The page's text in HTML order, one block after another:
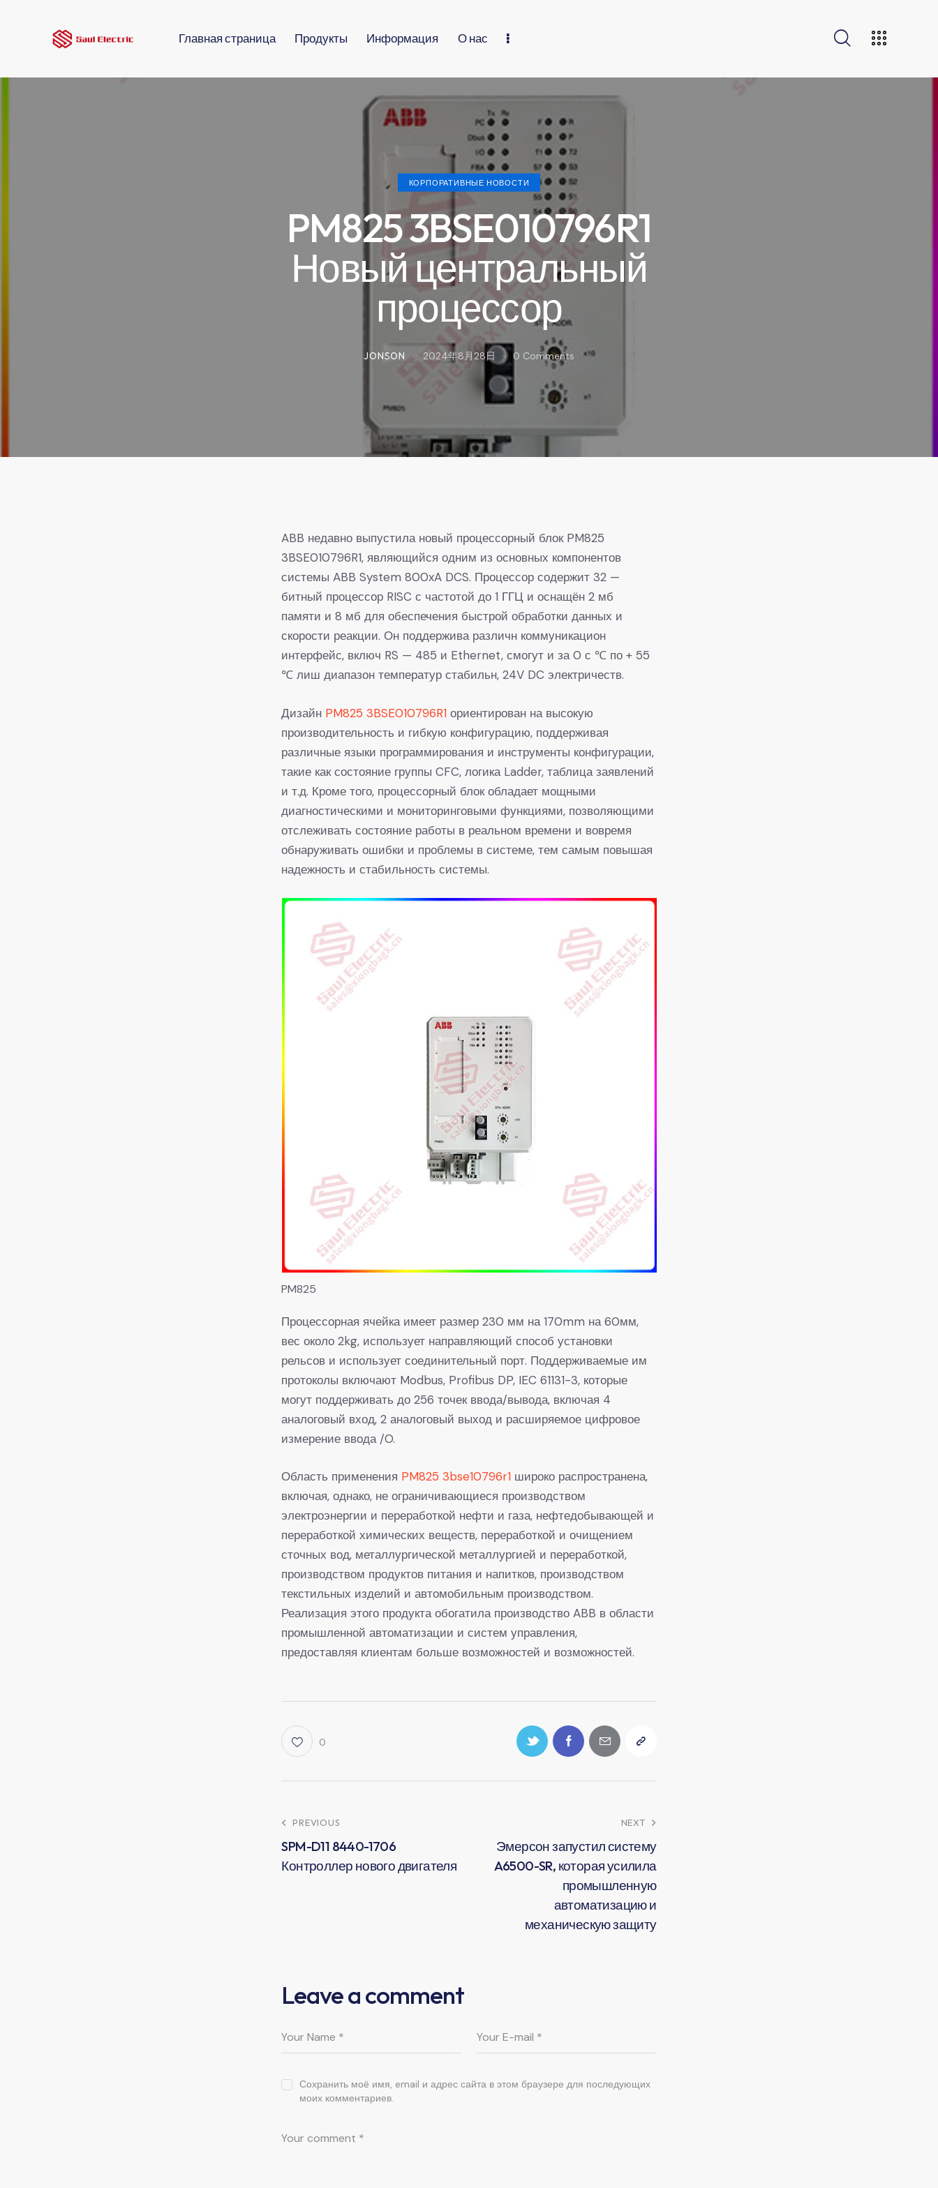
Главная страница Продукты Информация О нас
КОРПОРАТИВНЫЕ НОВОСТИ
PM825 3BSE010796R1
Новый центральный
процессор
JONSON 2024年8月28日 0 Comments
ABB недавно выпустила новый процессорный блок PM825
3BSE010796R1, являющийся одним из основных компонентов
системы ABB System 800xA DCS. Процессор содержит 32 —
битный процессор RISC с частотой до 1 ГГЦ и оснащён 2 мб
памяти и 8 мб для обеспечения быстрой обработки данных и
скорости реакции. Он поддержива различн коммуникацион
интерфейс, включ RS — 485 и Ethernet, смогут и за 0 с ℃ по + 55
℃ лиш диапазон температур стабильн, 24V DC электричеств.
Дизайн PM825 3BSE010796R1 ориентирован на высокую
производительность и гибкую конфигурацию, поддерживая
различные языки программирования и инструменты конфигурации,
такие как состояние группы CFC, логика Ladder, таблица заявлений
и т.д. Кроме того, процессорный блок обладает мощными
диагностическими и мониторинговыми функциями, позволяющими
отслеживать состояние работы в реальном времени и вовремя
обнаруживать ошибки и проблемы в системе, тем самым повышая
надежность и стабильность системы.
PM825
Процессорная ячейка имеет размер 230 мм на 170mm на 60мм,
вес около 2kg, использует направляющий способ установки
рельсов и использует соединительный порт. Поддерживаемые им
протоколы включают Modbus, Profibus DP, IEC 61131-3, которые
могут поддерживать до 256 точек ввода/вывода, включая 4
аналоговый вход, 2 аналоговый выход и расширяемое цифровое
измерение ввода /O.
Область применения PM825 3bse10796r1 широко распространена,
включая, однако, не ограничивающиеся производством
электроэнергии и переработкой нефти и газа, нефтедобывающей и
переработкой химических веществ, переработкой и очищением
сточных вод, металлургической металлургией и переработкой,
производством продуктов питания и напитков, производством
текстильных изделий и автомобильным производством.
Реализация этого продукта обогатила производство ABB в области
промышленной автоматизации и систем управления,
предоставляя клиентам больше возможностей и возможностей.
0
PREVIOUS
SPM-D11 8440-1706
Контроллер нового двигателя
NEXT
Эмерсон запустил систему
A6500-SR, которая усилила
промышленную
автоматизацию и
механическую защиту
Leave a comment
Сохранить моё имя, email и адрес сайта в этом браузере для последующих
моих комментариев.